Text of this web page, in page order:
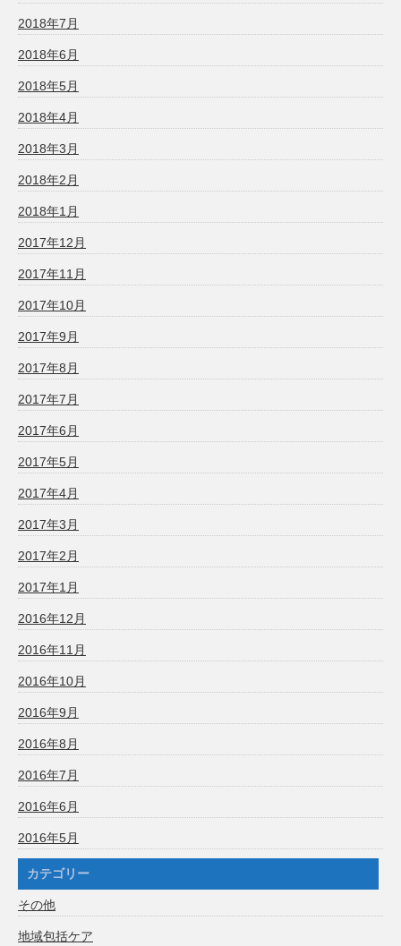
2018年7月
2018年6月
2018年5月
2018年4月
2018年3月
2018年2月
2018年1月
2017年12月
2017年11月
2017年10月
2017年9月
2017年8月
2017年7月
2017年6月
2017年5月
2017年4月
2017年3月
2017年2月
2017年1月
2016年12月
2016年11月
2016年10月
2016年9月
2016年8月
2016年7月
2016年6月
2016年5月
カテゴリー
その他
地域包括ケア